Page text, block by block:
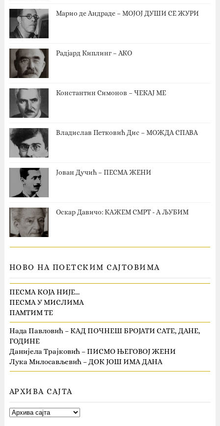
Марио де Андраде – МОЈОЈ ДУШИ СЕ ЖУРИ
Радјард Киплинг – АКО
Константин Симонов – ЧЕКАЈ МЕ
Владислав Петковић Дис – МОЖДА СПАВА
Јован Дучић – ПЕСМА ЖЕНИ
Оскар Давичо‎: КАЖЕМ СМРТ - А ЉУБИМ
НОВО НА ПОЕТСКИМ САЈТОВИМА
ПЕСМА КОЈА НИЈЕ…
ПЕСМА У МИСЛИМА
ПАМТИМ ТЕ
Нада Павловић – КАД ПОЧНЕШ БРОЈАТИ САТЕ, ДАНЕ,
ГОДИНЕ
Данијела Трајковић – ПИСМО ЊЕГОВОЈ ЖЕНИ
Лука Милосављевић – ДОК ЈОШ ИМА ДАНА
АРХИВА САЈТА